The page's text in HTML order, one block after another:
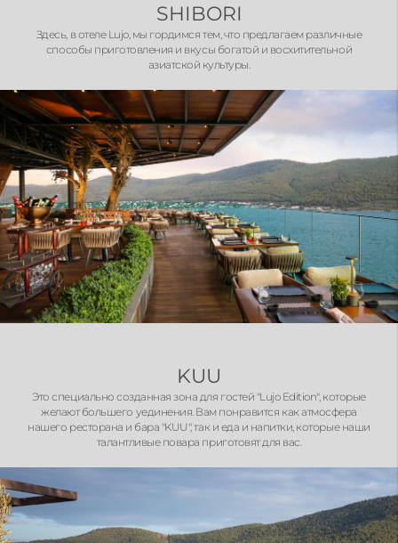
SHIBORI
Здесь, в отеле Lujo, мы гордимся тем, что предлагаем различные
способы приготовления и вкусы богатой и восхитительной
азиатской культуры.
KUU
Это специально созданная зона для гостей "Lujo Edition", которые
желают большего уединения. Вам понравится как атмосфера
нашего ресторана и бара "KUU", так и еда и напитки, которые наши
талантливые повара приготовят для вас.